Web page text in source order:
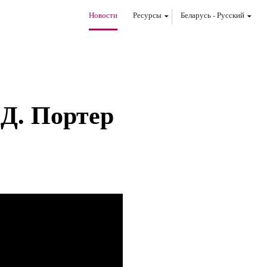
Новости Ресурсы Беларусь-Pусский
Портер